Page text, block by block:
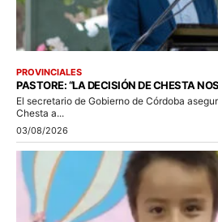
PROVINCIALES
PASTORE: “LA DECISIÓN DE CHESTA
El secretario de Gobierno de Córdoba
Chesta a...
03/08/2026